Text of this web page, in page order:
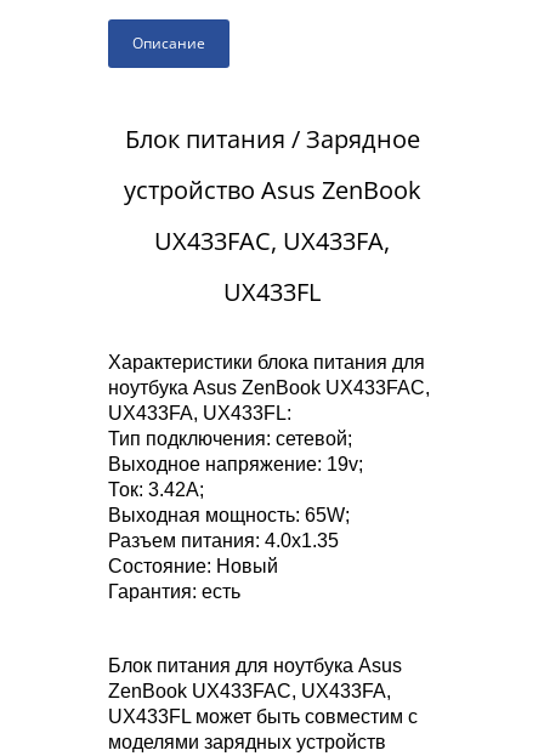
Описание
Блок питания / Зарядное
устройство Asus ZenBook
UX433FAC, UX433FA,
UX433FL
Характеристики блока питания для
ноутбука Asus ZenBook UX433FAC,
UX433FA, UX433FL:
Тип подключения: сетевой;
Выходное напряжение: 19v;
Ток: 3.42A;
Выходная мощность: 65W;
Разъем питания: 4.0x1.35
Состояние: Новый
Гарантия: есть
Блок питания для ноутбука Asus
ZenBook UX433FAC, UX433FA,
UX433FL может быть совместим с
моделями зарядных устройств